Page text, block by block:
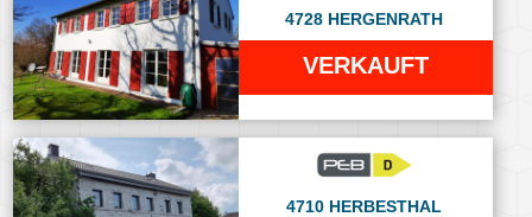
4728 HERGENRATH
VERKAUFT
4710 HERBESTHAL